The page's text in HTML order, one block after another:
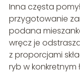
Inna częsta
przygotowanie
podana
wręcz je
z proporcjami
ryb w konkretnym